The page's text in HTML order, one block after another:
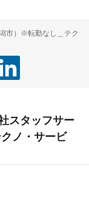
市）※転勤なし＿テク
スタッフサー
ノ・サービ